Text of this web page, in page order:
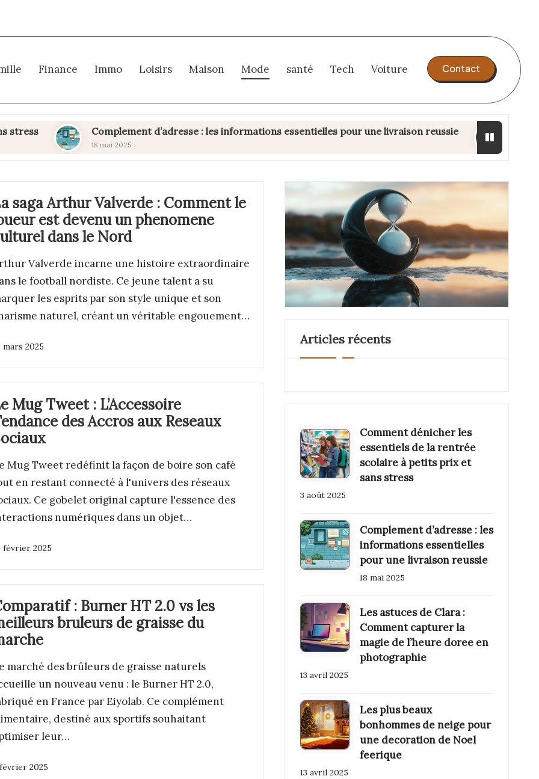
Finance Immo Loisirs Maison Mode santé Tech Voiture Contact
Complement d’adresse : les informations essentielles pour une livraison reussie
18 mai 2025
Les
saga Arthur Valverde : Comment le
est devenu un phenomene
dans le Nord
Valverde incarne une histoire extraordinaire
le football nordiste. Ce jeune talent a su
les esprits par son style unique et son
naturel, créant un véritable engouement…
mars 2025
Mug Tweet : L’Accessoire
des Accros aux Reseaux
Mug Tweet redéfinit la façon de boire son café
en restant connecté à l'univers des réseaux
Ce gobelet original capture l'essence des
numériques dans un objet…
février 2025
: Burner HT 2.0 vs les
bruleurs de graisse du
marché des brûleurs de graisse naturels
un nouveau venu : le Burner HT 2.0,
en France par Eiyolab. Ce complément
destiné aux sportifs souhaitant
leur…
2025
Articles récents
Comment dénicher les
essentiels de la rentrée
scolaire à petits prix et
sans stress
3 août 2025
Complement d’adresse : les
informations essentielles
pour une livraison reussie
18 mai 2025
Les astuces de Clara :
Comment capturer la
magie de l’heure doree en
photographie
13 avril 2025
Les plus beaux
bonhommes de neige pour
une decoration de Noel
feerique
13 avril 2025